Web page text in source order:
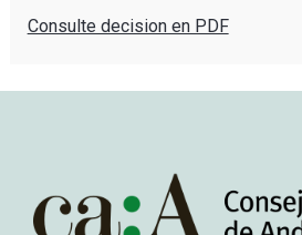
Consulte decision en PDF